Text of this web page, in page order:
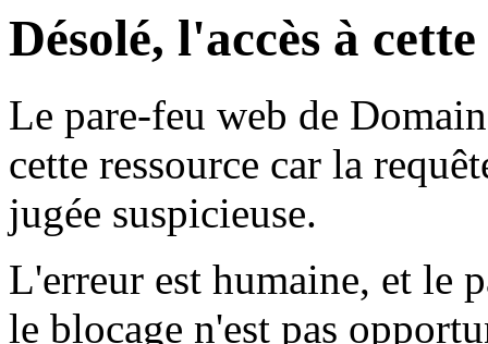
Désolé, l'accès à
Le pare-feu web de
cette ressource car la
jugée suspicieuse.
L'erreur est humaine, et le
le blocage n'est pas